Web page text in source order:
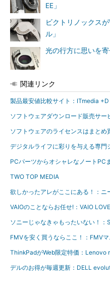
EE」
ビクトリノックス
ル」
光の行方に思いを
関連リンク
製品最安値比較サイト：ITmedia
ソフトウェアダウンロード販売サ
ソフトウェアのライセンスはまとめ
デジタルライフに彩りを与える専門
PCパーツからオシャレなノートPC
TWO TOP MEDIA
欲しかったアレがここにある！：ニ
VAIOのことならお任せ!：VAIO
ソニーじゃなきゃもったいない！：
FMVを安く買うならここ！：FMVマ
ThinkPadがWeb限定特価：Lenovo
デルのお得が毎週更新：DELL